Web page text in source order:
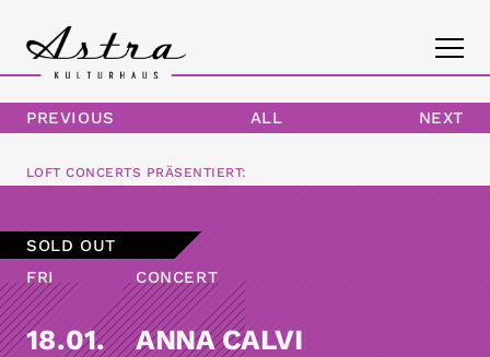
PROGRAM
CONTACT
PREVIOUS ALL NEXT
LOFT CONCERTS PRÄSENTIERT:
SOLD OUT
FRI
18.01.
CONCERT
ANNA CALVI